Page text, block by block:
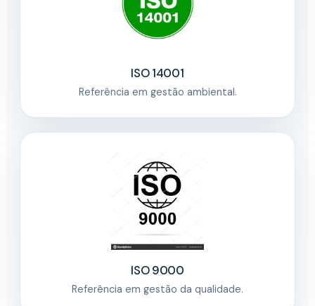
ISO 14001
Referência em gestão ambiental.
ISO 9000
Referência em gestão da qualidade.